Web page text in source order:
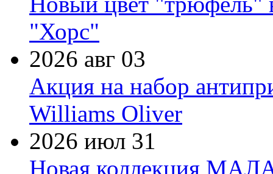
"Хорс"
2026 авг 03
Акция на набор
Williams Oliver
2026 июл 31
Новая коллекция